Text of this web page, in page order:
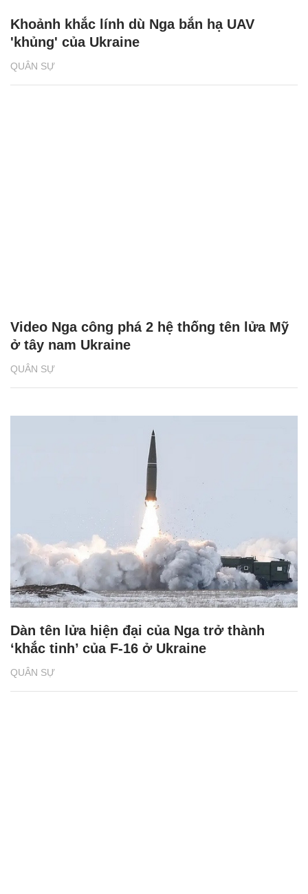
QUÂN SỰ
Khoảnh khắc lính dù Nga bắn hạ UAV
'khủng' của Ukraine
QUÂN SỰ
Video Nga công phá 2 hệ thống tên lửa Mỹ
ở tây nam Ukraine
QUÂN SỰ
Dàn tên lửa hiện đại của Nga trở thành
‘khắc tinh’ của F-16 ở Ukraine